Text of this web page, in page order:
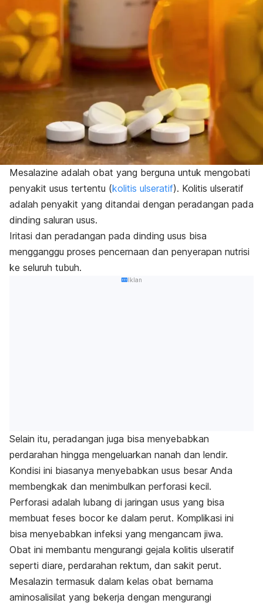
Mesalazine adalah obat yang berguna untuk mengobati
penyakit usus tertentu (kolitis ulseratif). Kolitis ulseratif
adalah penyakit yang ditandai dengan peradangan pada
dinding saluran usus.
Iritasi dan peradangan pada dinding usus bisa
mengganggu proses pencernaan dan penyerapan nutrisi
ke seluruh tubuh.
Iklan
Selain itu, peradangan juga bisa menyebabkan
perdarahan hingga mengeluarkan nanah dan lendir.
Kondisi ini biasanya menyebabkan usus besar Anda
membengkak dan menimbulkan perforasi kecil.
Perforasi adalah lubang di jaringan usus yang bisa
membuat feses bocor ke dalam perut. Komplikasi ini
bisa menyebabkan infeksi yang mengancam jiwa.
Obat ini membantu mengurangi gejala kolitis ulseratif
seperti diare, perdarahan rektum, dan sakit perut.
Mesalazin termasuk dalam kelas obat bernama
aminosalisilat yang bekerja dengan mengurangi